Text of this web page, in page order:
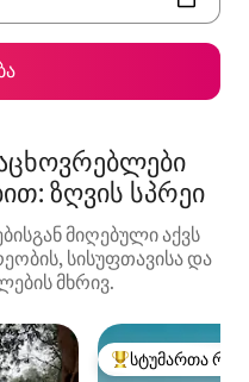
ზღვის სპრეი
მიღებული აქვს
სისუფთავისა და
მხრივ.
სტუმართა
სტუმართა